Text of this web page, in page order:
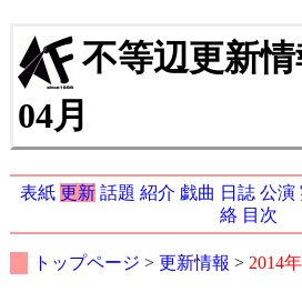
不等辺更新情
04月
表紙 更新 話題 紹介 戯曲 日誌 公演
絡 目次
トップページ > 更新情報 > 2014